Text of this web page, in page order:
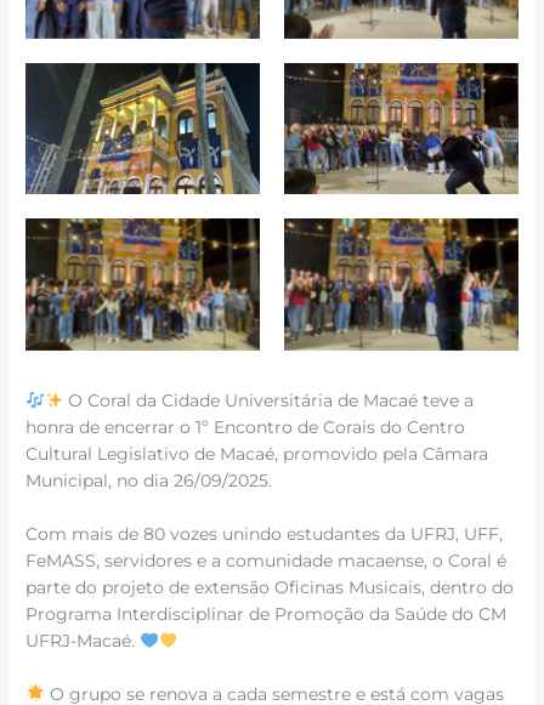
O Coral da Cidade Universitária de Macaé teve a
honra de encerrar o 1º Encontro de Corais do Centro
Cultural Legislativo de Macaé, promovido pela Câmara
Municipal, no dia 26/09/2025.
Com mais de 80 vozes unindo estudantes da UFRJ, UFF,
FeMASS, servidores e a comunidade macaense, o Coral é
parte do projeto de extensão Oficinas Musicais, dentro do
Programa Interdisciplinar de Promoção da Saúde do CM
UFRJ-Macaé.
O grupo se renova a cada semestre e está com vagas